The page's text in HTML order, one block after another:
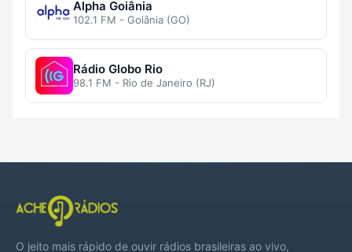
Alpha Goiânia
102.1 FM - Goiânia (GO)
Rádio Globo Rio
98.1 FM - Rio de Janeiro (RJ)
O jeito mais rápido de ouvir rádios brasileiras ao vivo,